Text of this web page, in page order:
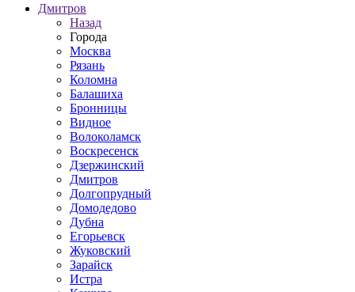
Дмитров
Назад
Города
Москва
Рязань
Коломна
Балашиха
Бронницы
Видное
Волоколамск
Воскресенск
Дзержинский
Дмитров
Долгопрудный
Домодедово
Дубна
Егорьевск
Жуковский
Зарайск
Истра